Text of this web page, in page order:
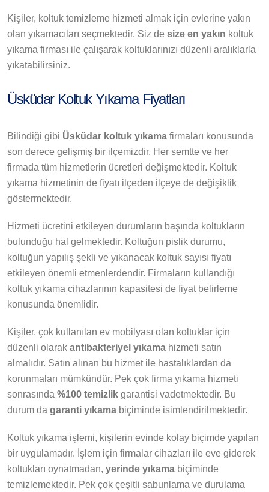
Kişiler, koltuk temizleme hizmeti almak için evlerine yakın
olan yıkamacıları seçmektedir. Siz de size en yakın koltuk
yıkama firması ile çalışarak koltuklarınızı düzenli aralıklarla
yıkatabilirsiniz.
Üsküdar Koltuk Yıkama Fiyatları
Bilindiği gibi Üsküdar koltuk yıkama firmaları konusunda
son derece gelişmiş bir ilçemizdir. Her semtte ve her
firmada tüm hizmetlerin ücretleri değişmektedir. Koltuk
yıkama hizmetinin de fiyatı ilçeden ilçeye de değişiklik
göstermektedir.
Hizmeti ücretini etkileyen durumların başında koltukların
bulunduğu hal gelmektedir. Koltuğun pislik durumu,
koltuğun yapılış şekli ve yıkanacak koltuk sayısı fiyatı
etkileyen önemli etmenlerdendir. Firmaların kullandığı
koltuk yıkama cihazlarının kapasitesi de fiyat belirleme
konusunda önemlidir.
Kişiler, çok kullanılan ev mobilyası olan koltuklar için
düzenli olarak antibakteriyel yıkama hizmeti satın
almalıdır. Satın alınan bu hizmet ile hastalıklardan da
korunmaları mümkündür. Pek çok firma yıkama hizmeti
sonrasında %100 temizlik garantisi vadetmektedir. Bu
durum da garanti yıkama biçiminde isimlendirilmektedir.
Koltuk yıkama işlemi, kişilerin evinde kolay biçimde yapılan
bir uygulamadır. İşlem için firmalar cihazları ile eve giderek
koltukları oynatmadan, yerinde yıkama biçiminde
temizlemektedir. Pek çok çeşitli sabunlama ve durulama